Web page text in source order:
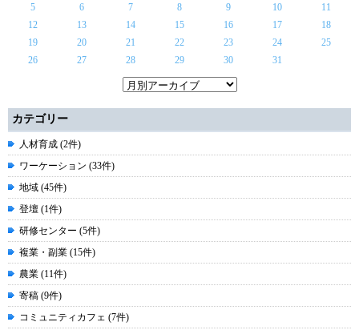
5
6 7 8 9 10
11
12
13 14 15 16 17
18
19
20 21 22 23 24
25
26
27 28 29 30 31
カテゴリー
人材育成 (2件)
ワーケーション (33件)
地域 (45件)
登壇 (1件)
研修センター (5件)
複業・副業 (15件)
農業 (11件)
寄稿 (9件)
コミュニティカフェ (7件)